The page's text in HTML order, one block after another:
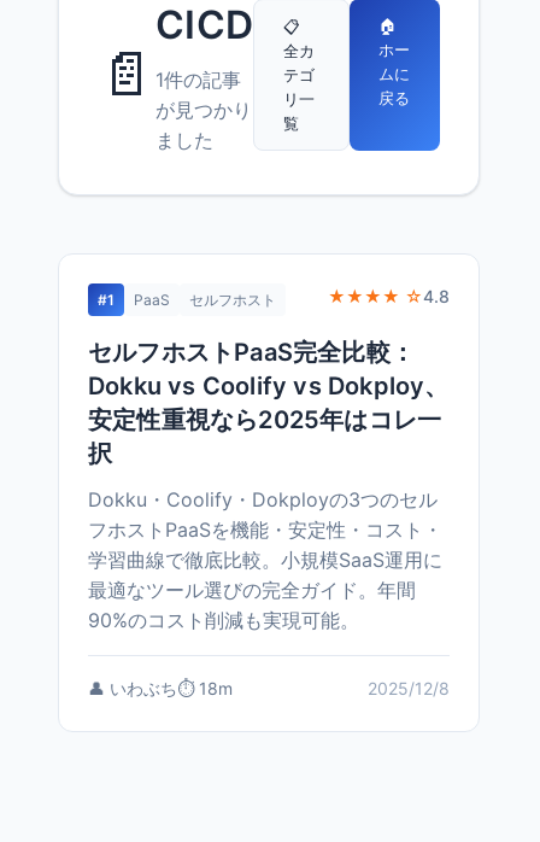
📄
CICD
1件の記事
が見つかり
ました
📋
全カ
テゴ
リ一
覧
🏠
ホー
ムに
戻る
#1 PaaS セルフホスト ★★★★ ☆4.8
セルフホストPaaS完全比較：
Dokku vs Coolify vs Dokploy、
安定性重視なら2025年はコレ一
択
Dokku・Coolify・Dokployの3つのセル
フホストPaaSを機能・安定性・コスト・
学習曲線で徹底比較。小規模SaaS運用に
最適なツール選びの完全ガイド。年間
90%のコスト削減も実現可能。
👤 いわぶち⏱️ 18m 2025/12/8